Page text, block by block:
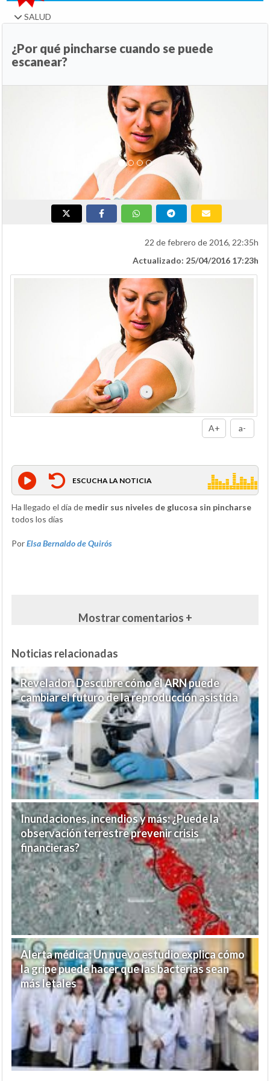
SALUD
¿Por qué pincharse cuando se puede
escanear?
22 de febrero de 2016, 22:35h
Actualizado: 25/04/2016 17:23h
A+ a-
ESCUCHA LA NOTICIA
Ha llegado el día de medir sus niveles de glucosa sin pincharse
todos los días
PorElsa Bernaldo de Quirós
Mostrar comentarios +
Noticias relacionadas
Revelador: Descubre cómo el ARN puede
cambiar el futuro de la reproducción asistida
Inundaciones, incendios y más: ¿Puede la
observación terrestre prevenir crisis
financieras?
Alerta médica: Un nuevo estudio explica cómo
la gripe puede hacer que las bacterias sean
más letales